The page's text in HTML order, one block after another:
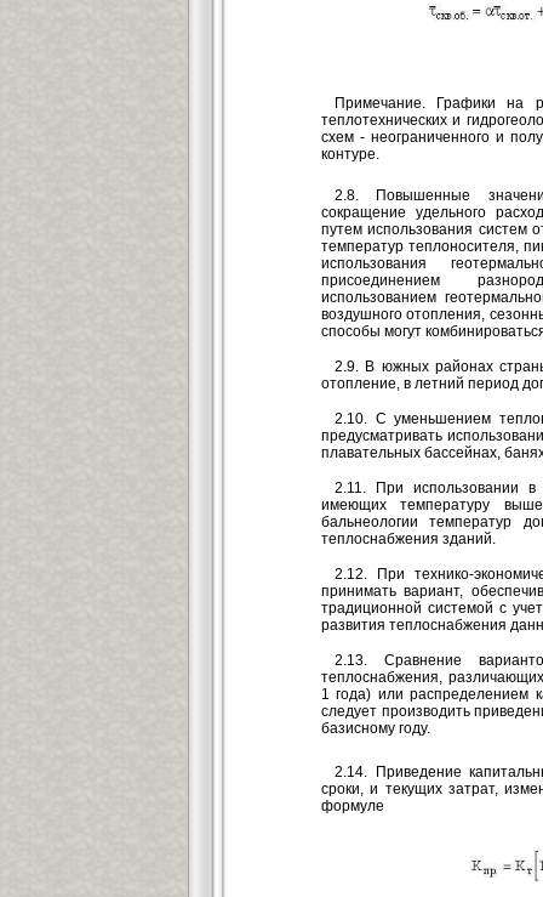
Примечание. Графики на
теплотехнических и
схем - неограниченного и
контуре.
2.8. Повышенные
сокращение удельного
путем использования систем
температур теплоносителя,
использования
присоединением
использованием
воздушного отопления,
способы могут
2.9. В южных районах
отопление, в летний период
2.10. С уменьшением
предусматривать
плавательных бассейнах,
2.11. При использовании в
имеющих температуру
бальнеологии температур
теплоснабжения зданий.
2.12. При технико-
принимать вариант,
традиционной системой с
развития теплоснабжения
2.13. Сравнение
теплоснабжения,
1 года) или распределением
следует производить
базисному году.
2.14. Приведение
сроки, и текущих затрат,
формуле